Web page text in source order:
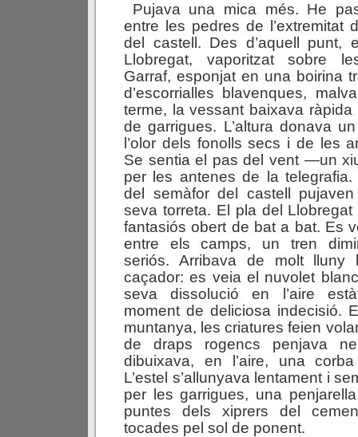
Pujava una mica més. He
entre les pedres de l’extremitat
del castell. Des d’aquell punt,
Llobregat, vaporitzat sobre
Garraf, esponjat en una boirina
d’escorrialles blavenques,
terme, la vessant baixava
de garrigues. L’altura donava
l’olor dels fonolls secs i de les
Se sentia el pas del vent —un
per les antenes de la
del semàfor del castell
seva torreta. El pla del
fantasiós obert de bat a bat. Es
entre els camps, un tren
seriós. Arribava de molt lluny
caçador: es veia el nuvolet
seva dissolució en l’aire
moment de deliciosa indecisió.
muntanya, les criatures feien
de draps rogencs penjava
dibuixava, en l’aire, una
L’estel s’allunyava lentament i
per les garrigues, una
puntes dels xiprers del
tocades pel sol de ponent.